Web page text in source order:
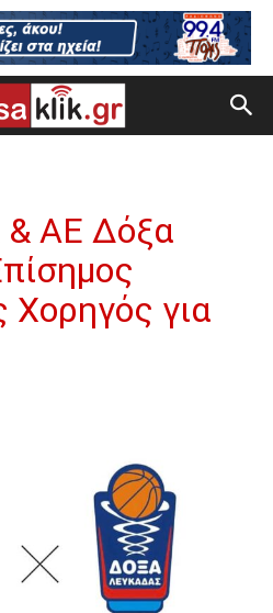
& ΑΕ Δόξα
Χορηγός για